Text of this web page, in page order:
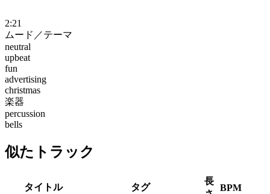
2:21
ムード／テーマ
neutral
upbeat
fun
advertising
christmas
楽器
percussion
bells
似たトラック
タイトル タグ
長
BPM